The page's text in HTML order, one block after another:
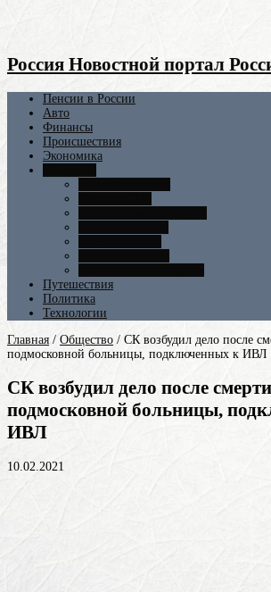
Россия Новостной портал
Пенсии в России
Авто
Финансы
Происшествия
Экономика
Путешествия
Политика
Технологии
Главная / Общество / СК возбудил дело после
подмосковной больницы, подключенных к ИВЛ
СК возбудил дело после
подмосковной больницы,
ИВЛ
10.02.2021